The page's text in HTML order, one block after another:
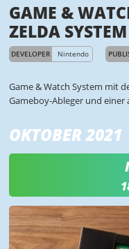
GAME &
ZELDA SYSTEM
DEVELOPER Nintendo
Game & Watch System mit
Gameboy-Ableger und
OKTOBER 2021